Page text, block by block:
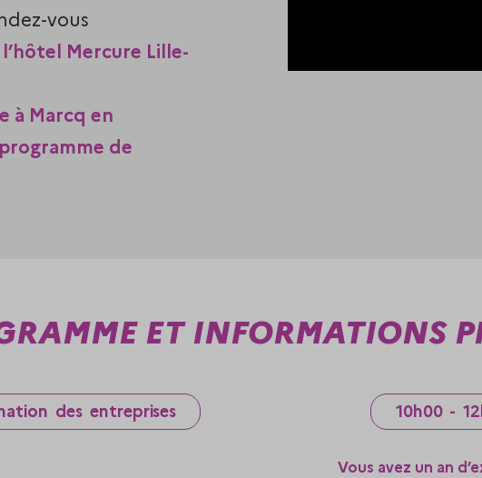
vous
Mercure Lille-
à Marcq en
de
ET INFORMATIONS
des entreprises 10h00 -
Vous avez un an